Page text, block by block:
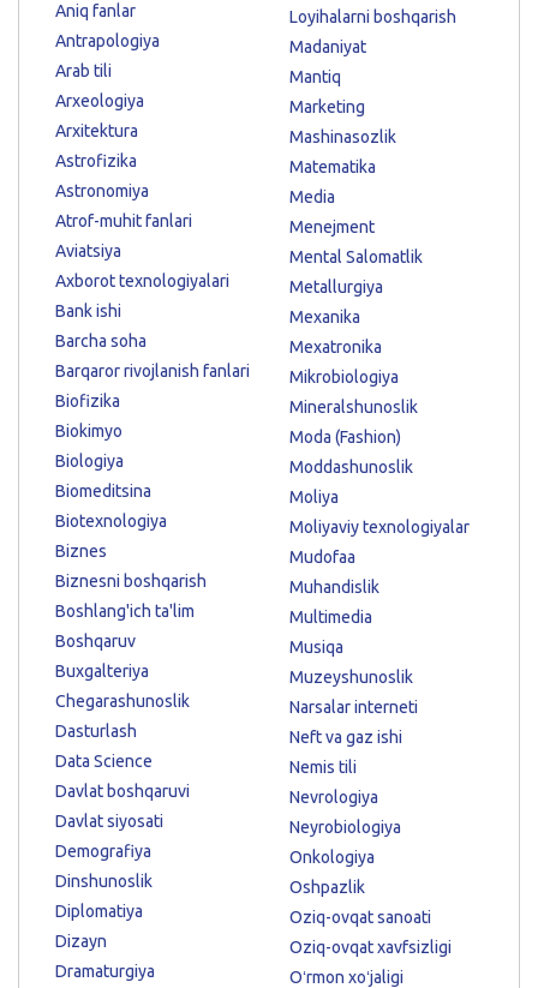
Aniq fanlar
Antrapologiya
Arab tili
Arxeologiya
Arxitektura
Astrofizika
Astronomiya
Atrof-muhit fanlari
Aviatsiya
Axborot texnologiyalari
Bank ishi
Barcha soha
Barqaror rivojlanish fanlari
Biofizika
Biokimyo
Biologiya
Biomeditsina
Biotexnologiya
Biznes
Biznesni boshqarish
Boshlang'ich ta'lim
Boshqaruv
Buxgalteriya
Chegarashunoslik
Dasturlash
Data Science
Davlat boshqaruvi
Davlat siyosati
Demografiya
Dinshunoslik
Diplomatiya
Dizayn
Dramaturgiya
Loyihalarni boshqarish
Madaniyat
Mantiq
Marketing
Mashinasozlik
Matematika
Media
Menejment
Mental Salomatlik
Metallurgiya
Mexanika
Mexatronika
Mikrobiologiya
Mineralshunoslik
Moda (Fashion)
Moddashunoslik
Moliya
Moliyaviy texnologiyalar
Mudofaa
Muhandislik
Multimedia
Musiqa
Muzeyshunoslik
Narsalar interneti
Neft va gaz ishi
Nemis tili
Nevrologiya
Neyrobiologiya
Onkologiya
Oshpazlik
Oziq-ovqat sanoati
Oziq-ovqat xavfsizligi
Oʻrmon xoʻjaligi